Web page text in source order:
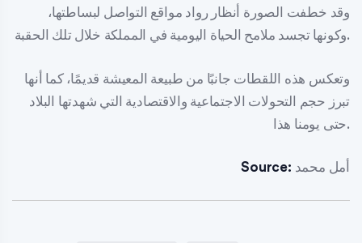
وقد خطفت الصورة أنظار رواد مواقع التواصل لبساطتها،
وكونها تجسد ملامح الحياة اليومية في المملكة خلال تلك الحقبة.
وتعكس هذه اللقطات جانبًا من طبيعة المعيشة قديمًا، كما أنها
تبرز حجم التحولات الاجتماعية والاقتصادية التي شهدتها البلاد
حتى يومنا هذا.
Source: أمل محمد